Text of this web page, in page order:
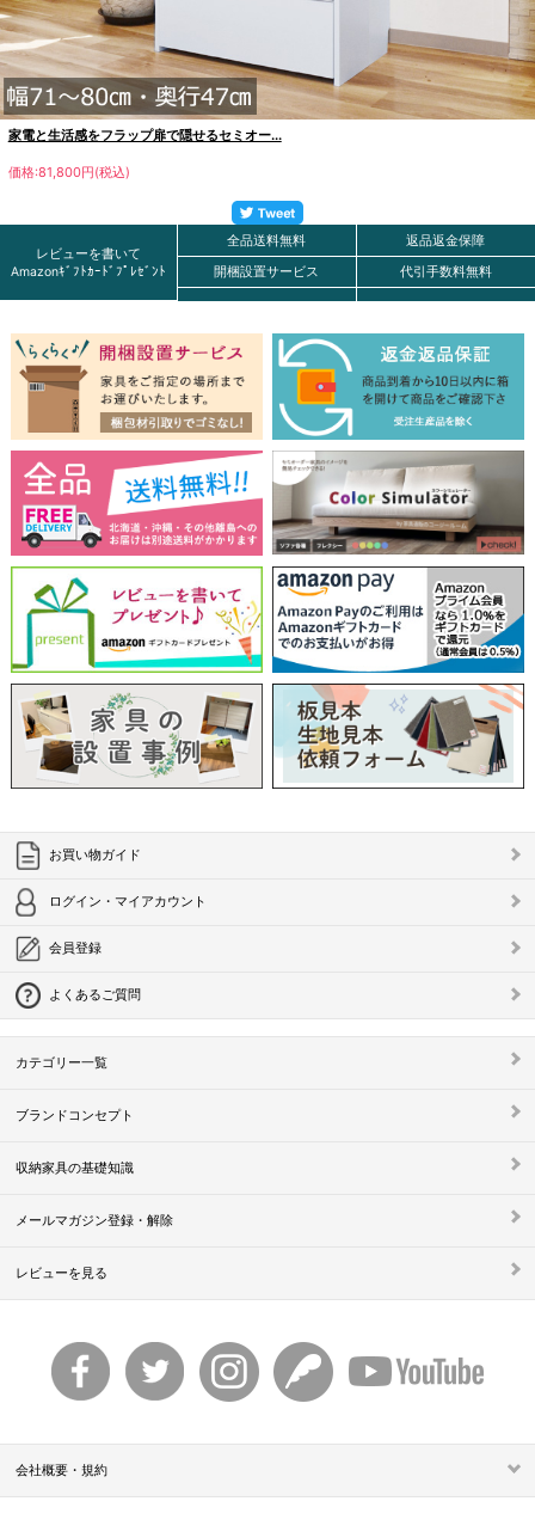
家電と生活感をフラップ扉で隠せるセミオー...
価格:81,800円(税込)
レビューを書いて
Amazonｷﾞﾌﾄｶｰﾄﾞﾌﾟﾚｾﾞﾝﾄ
全品送料無料
開梱設置サービス
返品返金保障
代引手数料無料
お買い物ガイド
ログイン・マイアカウント
会員登録
よくあるご質問
カテゴリー一覧
ブランドコンセプト
収納家具の基礎知識
メールマガジン登録・解除
レビューを見る
会社概要・規約